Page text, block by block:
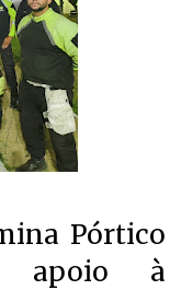
Pórtico
apoio à